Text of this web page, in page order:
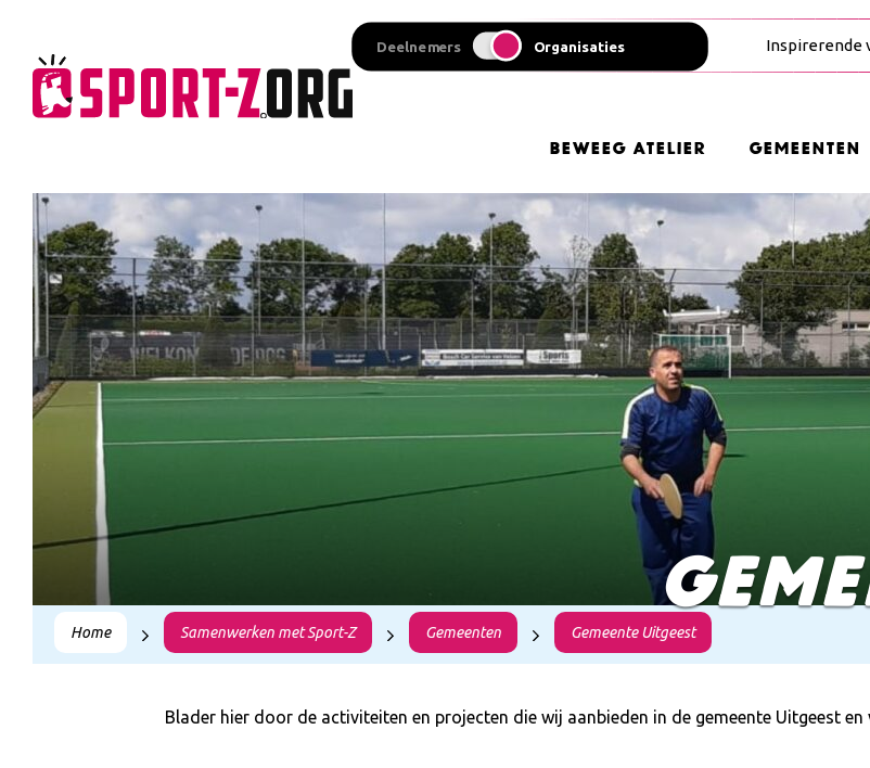
Deelnemers Organisaties Inspirerende
Beweeg Atelier Gemeenten
Home Samenwerken met Sport-Z Gemeenten Gemeente Uitgeest
Blader hier door de activiteiten en projecten die wij aanbieden in de gemeente Uitgeest